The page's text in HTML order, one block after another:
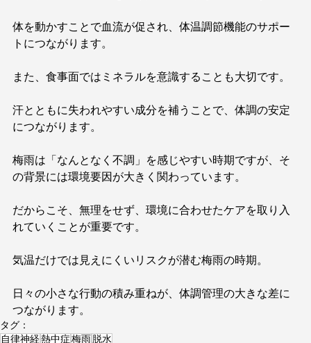
体を動かすことで血流が促され、体温調節機能のサポー
トにつながります。
また、食事面ではミネラルを意識することも大切です。
汗とともに失われやすい成分を補うことで、体調の安定
につながります。
梅雨は「なんとなく不調」を感じやすい時期ですが、そ
の背景には環境要因が大きく関わっています。
だからこそ、無理をせず、環境に合わせたケアを取り入
れていくことが重要です。
気温だけでは見えにくいリスクが潜む梅雨の時期。
日々の小さな行動の積み重ねが、体調管理の大きな差に
つながります。
タグ：
自律神経熱中症 梅雨 脱水